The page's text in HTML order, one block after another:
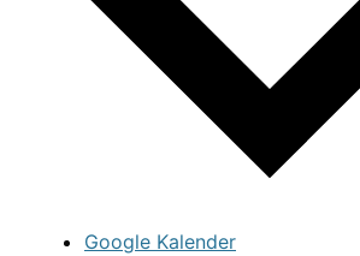
Google Kalender